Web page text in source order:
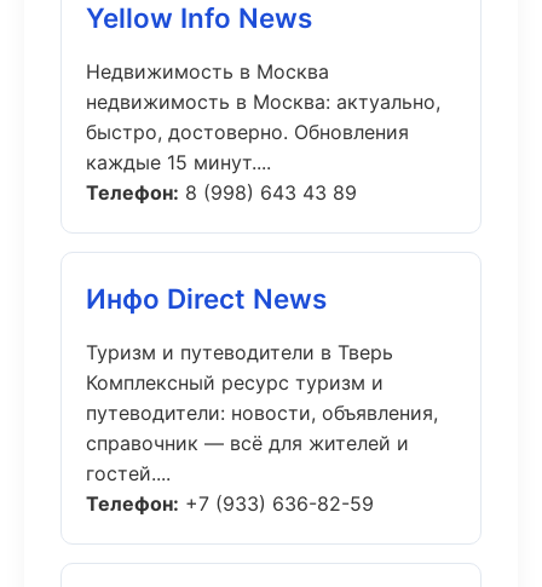
Yellow Info News
Недвижимость в Москва
недвижимость в Москва: актуально,
быстро, достоверно. Обновления
каждые 15 минут....
Телефон: 8 (998) 643 43 89
Инфо Direct News
Туризм и путеводители в Тверь
Комплексный ресурс туризм и
путеводители: новости, объявления,
справочник — всё для жителей и
гостей....
Телефон: +7 (933) 636-82-59